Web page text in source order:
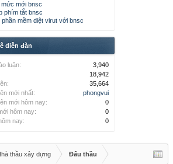
mức mới bnsc
phím tắt bnsc
phần mềm diệt virut với bnsc
diễn đàn
luận:
3,940
18,942
35,664
mới nhất:
phongvui
mới hôm nay:
0
hôm nay:
0
nay:
0
thầu xây dựng Đấu thầu